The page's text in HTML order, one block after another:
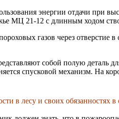
энергии отдачи при
МЦ 21-12 с длинным ходом
газов через
собой полую деталь
спусковой механизм. На
в лесу и своих обязанностях